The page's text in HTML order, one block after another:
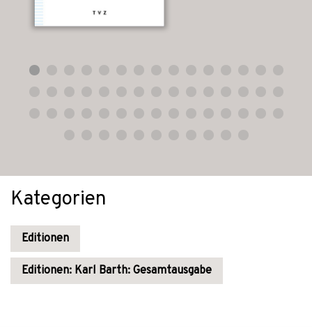
Kategorien
Editionen
Editionen: Karl Barth: Gesamtausgabe